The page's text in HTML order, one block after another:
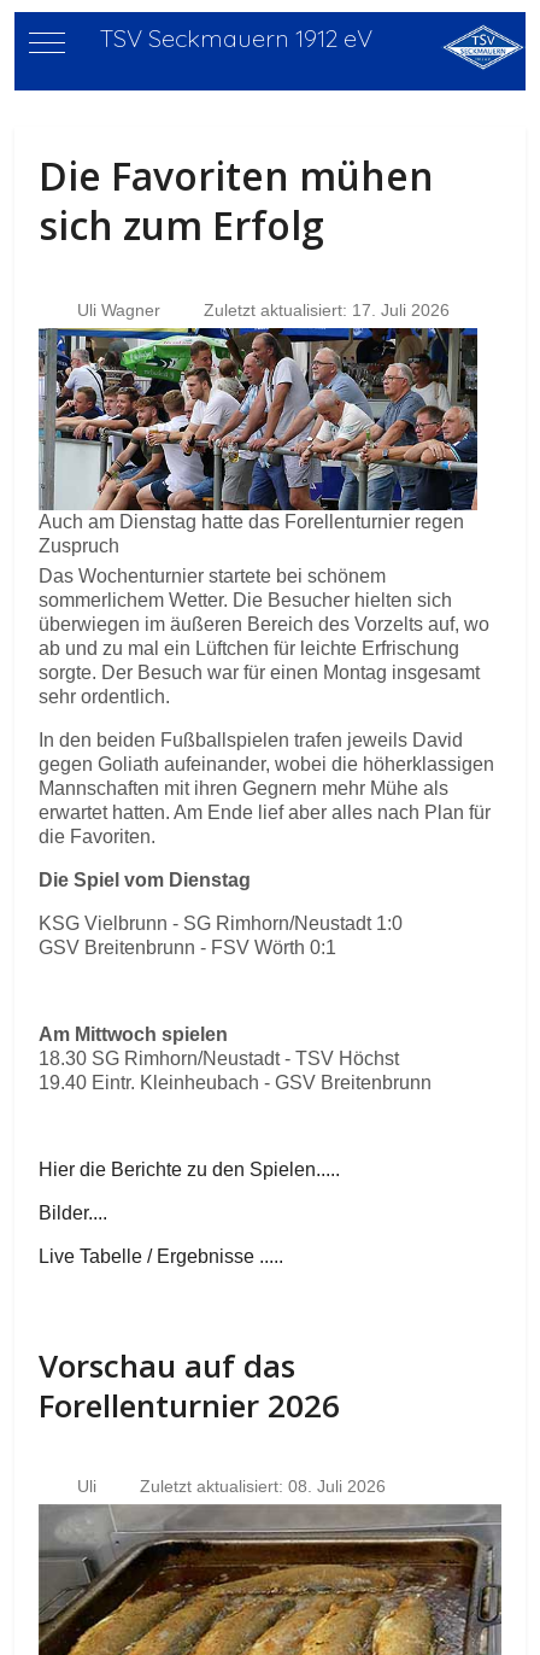
Mobile Menu Toggle
TSV Seckmauern 1912 eV
Die Favoriten mühen
sich zum Erfolg
Uli Wagner Zuletzt aktualisiert: 17. Juli 2026
Auch am Dienstag hatte das Forellenturnier regen
Zuspruch
Das Wochenturnier startete bei schönem
sommerlichem Wetter. Die Besucher hielten sich
überwiegen im äußeren Bereich des Vorzelts auf, wo
ab und zu mal ein Lüftchen für leichte Erfrischung
sorgte. Der Besuch war für einen Montag insgesamt
sehr ordentlich.
In den beiden Fußballspielen trafen jeweils David
gegen Goliath aufeinander, wobei die höherklassigen
Mannschaften mit ihren Gegnern mehr Mühe als
erwartet hatten. Am Ende lief aber alles nach Plan für
die Favoriten.
Die Spiel vom Dienstag
KSG Vielbrunn - SG Rimhorn/Neustadt 1:0
GSV Breitenbrunn - FSV Wörth 0:1
Am Mittwoch spielen
18.30 SG Rimhorn/Neustadt - TSV Höchst
19.40 Eintr. Kleinheubach - GSV Breitenbrunn
Hier die Berichte zu den Spielen.....
Bilder....
Live Tabelle / Ergebnisse .....
Vorschau auf das
Forellenturnier 2026
Uli Zuletzt aktualisiert: 08. Juli 2026